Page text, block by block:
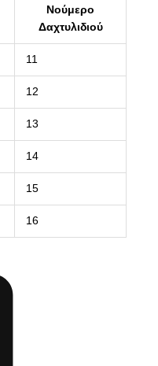
Νούμερο
Δαχτυλιδιού
11
12
13
14
15
16